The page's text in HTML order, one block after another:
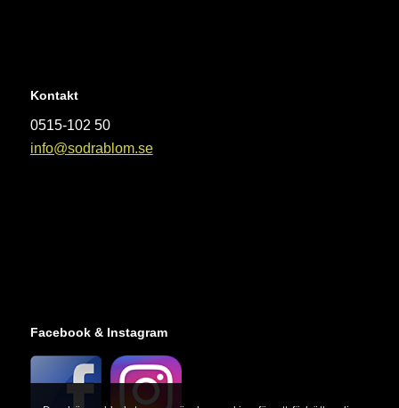
Kontakt
0515-102 50
info@sodrablom.se
Facebook & Instagram